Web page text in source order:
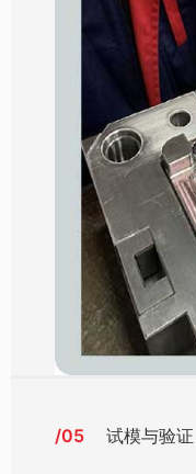
/05 试模与验证